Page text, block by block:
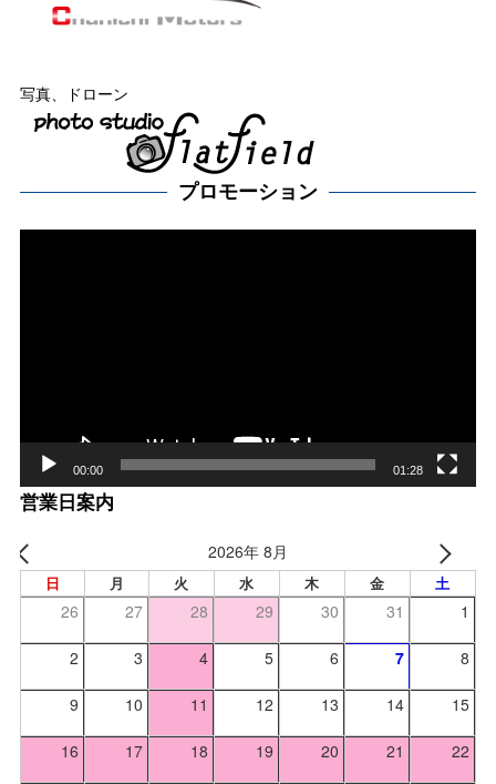
写真、ドローン
プロモーション
00:00 01:28
営業日案内
2026年 8月
日 月 火 水 木 金 土
26 27 28 29 30 31 1
2 3 4 5 6 7 8
9 10 11 12 13 14 15
16 17 18 19 20 21 22